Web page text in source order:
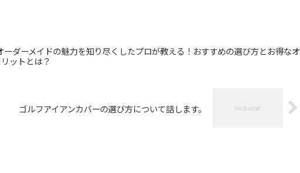
ーダーメイドの魅力を知り尽くしたプロが教える！おすすめの選び方とお得なオ
ットとは？
ゴルフアイアンカバーの選び方について話します。